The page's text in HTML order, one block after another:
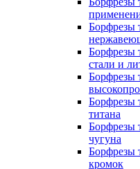
Борфрезы
Борфрезы
стали и
Борфрезы
Борфрезы
титана
Борфрезы
чугуна
Борфрезы
кромок